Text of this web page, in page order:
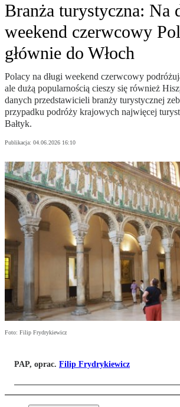
Branża turystyczna: Na
weekend czerwcowy
głównie do Włoch
Polacy na długi weekend czerwcowy
ale dużą popularnością cieszy się również
danych przedstawicieli branży turystycznej
przypadku podróży krajowych najwięcej
Bałtyk.
Publikacja: 04.06.2026 16:10
Foto: Filip Frydrykiewicz
PAP, oprac. Filip Frydrykiewicz